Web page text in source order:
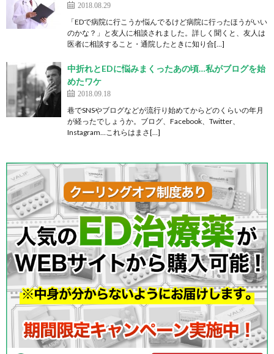
2018.08.29
「EDで病院に行こうか悩んでるけど病院に行ったほうがいい
のかな？」と友人に相談されました。詳しく聞くと、友人は
医者に相談すること・通院したときに知り合[…]
中折れとEDに悩みまくったあの頃…私がブログを始
めたワケ
2018.09.18
巷でSNSやブログなどが流行り始めてからどのくらいの年月
が経ったでしょうか。ブログ、Facebook、Twitter、
Instagram…これらはまさ[…]